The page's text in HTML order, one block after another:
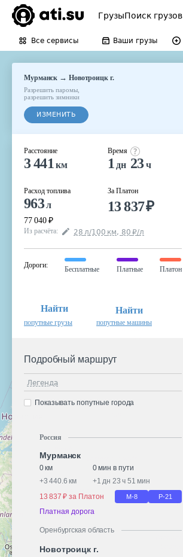
ГрузыПоиск грузов
Все сервисы Ваши грузы
Мурманск → Новотроицк г.
Разрешить паромы
разрешить зимники
ИЗМЕНИТЬ
Расстояние
3 441 км
Расход топлива
963л
77 040 ₽
Время
1 дн 23ч
За Платон
13 837₽
Из расчёта: 28 л/100 км, 80 ₽/л
Дороги:
Бесплатные Платные Платон
Найти
попутные грузы
Найти
попутные машины
Подробный маршрут
Легенда
Показывать попутные города
Россия
Мурманск
0 км
0 мин в пути
+3 440.6 км +1 дн 23 ч 51 мин
13 837 ₽ за Платон
М-8 Р-21
Платная дорога
Оренбургская область
Новотроицк г.